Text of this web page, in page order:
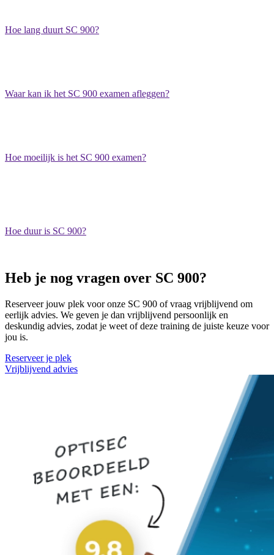
Hoe lang duurt SC 900?
Waar kan ik het SC 900 examen afleggen?
Hoe moeilijk is het SC 900 examen?
Hoe duur is SC 900?
Heb je nog vragen over SC 900?
Reserveer jouw plek voor onze SC 900 of vraag vrijblijvend om
eerlijk advies. We geven je dan vrijblijvend persoonlijk en
deskundig advies, zodat je weet of deze training de juiste keuze voor
jou is.
Reserveer je plek
Vrijblijvend advies